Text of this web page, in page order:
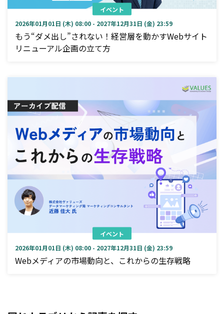
イベント
2026年01月01日 (木) 08:00 - 2027年12月31日 (金) 23:59
もう“ダメ出し”されない！経営層を動かすWebサイト
リニューアル企画の立て方
イベント
2026年01月01日 (木) 08:00 - 2027年12月31日 (金) 23:59
Webメディアの市場動向と、これからの生存戦略